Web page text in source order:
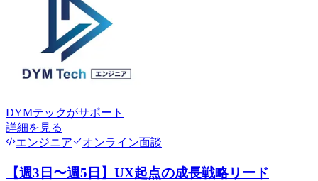
DYMテックがサポート
詳細を見る
エンジニア
オンライン面談
【週3日〜週5日】UX起点の成長戦略リード